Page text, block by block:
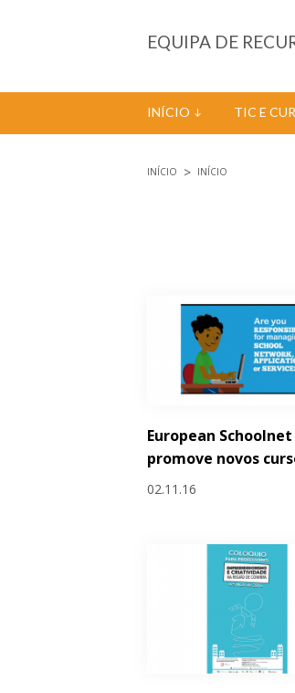
EQUIPA DE
INÍCIO TIC E
INÍCIO INÍCIO
European
promove novos
02.11.16
Páginas